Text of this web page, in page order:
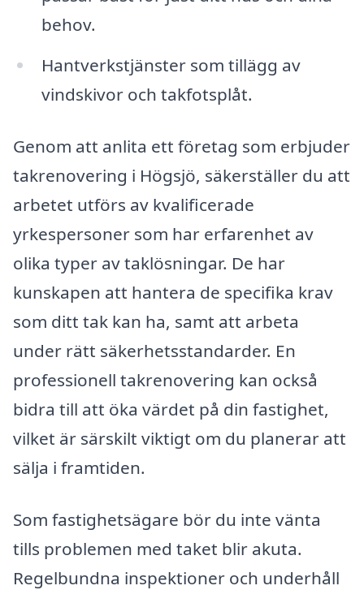
behov.
Hantverkstjänster som tillägg av
vindskivor och takfotsplåt.
Genom att anlita ett företag som erbjuder
takrenovering i Högsjö, säkerställer du att
arbetet utförs av kvalificerade
yrkespersoner som har erfarenhet av
olika typer av taklösningar. De har
kunskapen att hantera de specifika krav
som ditt tak kan ha, samt att arbeta
under rätt säkerhetsstandarder. En
professionell takrenovering kan också
bidra till att öka värdet på din fastighet,
vilket är särskilt viktigt om du planerar att
sälja i framtiden.
Som fastighetsägare bör du inte vänta
tills problemen med taket blir akuta.
Regelbundna inspektioner och underhåll